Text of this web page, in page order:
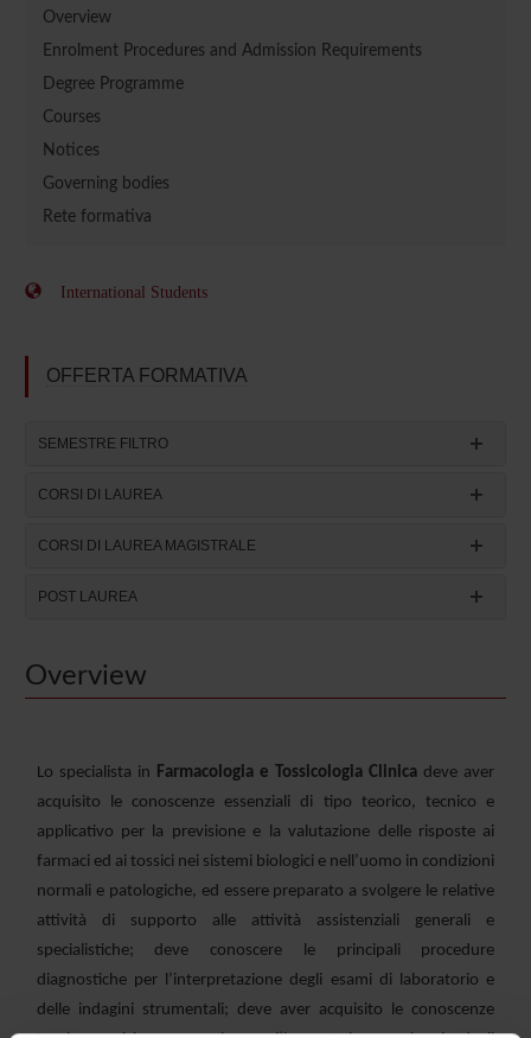
Overview
Enrolment Procedures and Admission Requirements
Degree Programme
Courses
Notices
Governing bodies
Rete formativa
International Students
OFFERTA FORMATIVA
SEMESTRE FILTRO
CORSI DI LAUREA
CORSI DI LAUREA MAGISTRALE
POST LAUREA
Overview
Lo specialista in Farmacologia e Tossicologia Clinica deve aver
acquisito le conoscenze essenziali di tipo teorico, tecnico e
applicativo per la previsione e la valutazione delle risposte ai
farmaci ed ai tossici nei sistemi biologici e nell’uomo in condizioni
normali e patologiche, ed essere preparato a svolgere le relative
attività di supporto alle attività assistenziali generali e
specialistiche; deve conoscere le principali procedure
diagnostiche per l’interpretazione degli esami di laboratorio e
delle indagini strumentali; deve aver acquisito le conoscenze